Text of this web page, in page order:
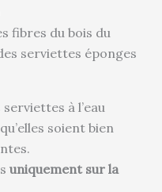
fibres du bois du
serviettes éponges
à l’eau
soient bien
uniquement sur la